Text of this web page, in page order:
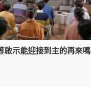
啟示能迎接到主的再來嗎